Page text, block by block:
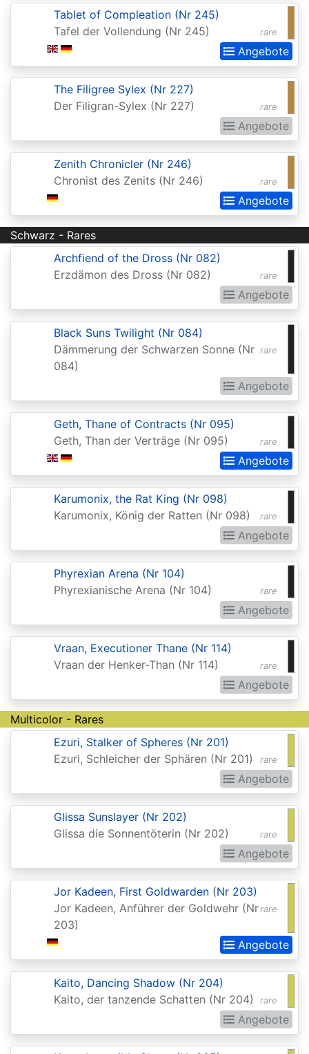
Reborn
Alliances
Amonkhet
Amonkhet
Antiquities
Apocalypse
Arabian
Nights
Arena
Promos
Baldurs
Battle
Zendikar
Beta
Betrayers
Bloomburrow
Extras
Born
Gods
Promos
Champions
Kamigawa
Champs
Promos
rare
Tablet of Compleation (Nr 245)
Tafel der Vollendung (Nr 245)
Angebote
rare
The Filigree Sylex (Nr 227)
Der Filigran-Sylex (Nr 227)
Angebote
rare
Zenith Chronicler (Nr 246)
Chronist des Zenits (Nr 246)
Angebote
Schwarz - Rares
rare
Archfiend of the Dross (Nr 082)
Erzdämon des Dross (Nr 082)
Angebote
rare
Black Suns Twilight (Nr 084)
Dämmerung der Schwarzen Sonne (Nr
084)
Angebote
rare
Geth, Thane of Contracts (Nr 095)
Geth, Than der Verträge (Nr 095)
Angebote
rare
Karumonix, the Rat King (Nr 098)
Karumonix, König der Ratten (Nr 098)
Angebote
rare
Phyrexian Arena (Nr 104)
Phyrexianische Arena (Nr 104)
Angebote
rare
Vraan, Executioner Thane (Nr 114)
Vraan der Henker-Than (Nr 114)
Angebote
Multicolor - Rares
rare
Ezuri, Stalker of Spheres (Nr 201)
Ezuri, Schleicher der Sphären (Nr 201)
Angebote
rare
Glissa Sunslayer (Nr 202)
Glissa die Sonnentöterin (Nr 202)
Angebote
rare
Jor Kadeen, First Goldwarden (Nr 203)
Jor Kadeen, Anführer der Goldwehr (Nr
203)
Angebote
rare
Kaito, Dancing Shadow (Nr 204)
Kaito, der tanzende Schatten (Nr 204)
Angebote